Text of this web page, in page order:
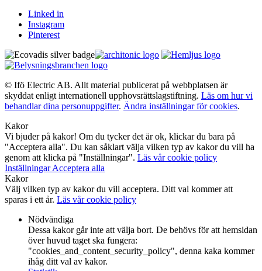
Linked in
Instagram
Pinterest
© Ifö Electric AB. Allt material publicerat på webbplatsen är
skyddat enligt internationell upphovsrättslagstiftning. Läs om hur vi
behandlar dina personuppgifter. Ändra inställningar för cookies.
Kakor
Vi bjuder på kakor! Om du tycker det är ok, klickar du bara på
"Acceptera alla". Du kan såklart välja vilken typ av kakor du vill ha
genom att klicka på "Inställningar". Läs vår cookie policy
InställningarAcceptera alla
Kakor
Välj vilken typ av kakor du vill acceptera. Ditt val kommer att
sparas i ett år. Läs vår cookie policy
Nödvändiga
Dessa kakor går inte att välja bort. De behövs för att hemsidan
över huvud taget ska fungera:
"cookies_and_content_security_policy", denna kaka kommer
ihåg ditt val av kakor.